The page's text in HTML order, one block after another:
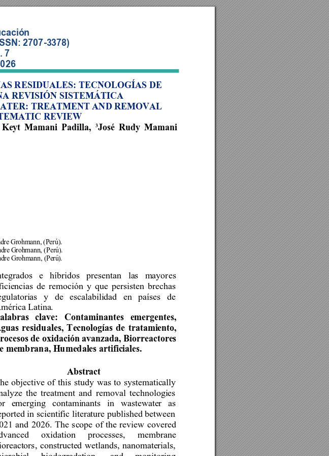
cación
2707-3378)
7
RESIDUALES: TECNOLOGÍAS DE
REVISIÓN SISTEMÁTICA
TREATMENT AND REMOVAL
REVIEW
Keyt Mamani Padilla, 3José Rudy Mamani
Grohmann, (Perú).
Grohmann, (Perú).
Grohmann, (Perú).
e híbridos presentan las mayores
de remoción y que persisten brechas
y de escalabilidad en países
de
Latina.
clave: Contaminantes
emergentes,
residuales, Tecnologías de tratamiento,
de oxidación avanzada, Biorreactores
membrana, Humedales artificiales.
Abstract
objective of this study was to systematically
the treatment and removal technologies
emerging contaminants in wastewater
as
in scientific literature published between
and 2026. The scope of the review covered
oxidation processes,
membrane
constructed wetlands, nanomaterials,